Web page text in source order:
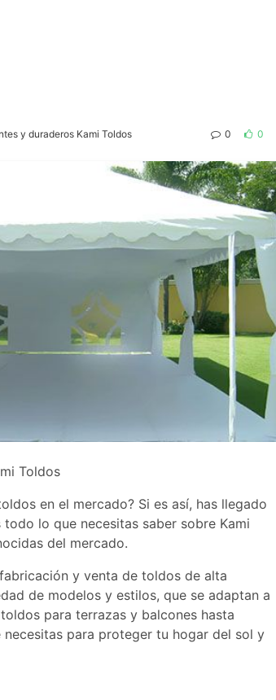
y duraderos Kami Toldos 0 0
Toldos
en el mercado? Si es así, has llegado
lo que necesitas saber sobre Kami
del mercado.
y venta de toldos de alta
de modelos y estilos, que se adaptan a
para terrazas y balcones hasta
para proteger tu hogar del sol y